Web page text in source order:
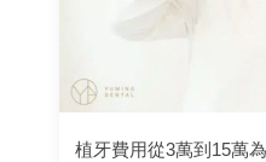
植牙費用從3萬到15萬